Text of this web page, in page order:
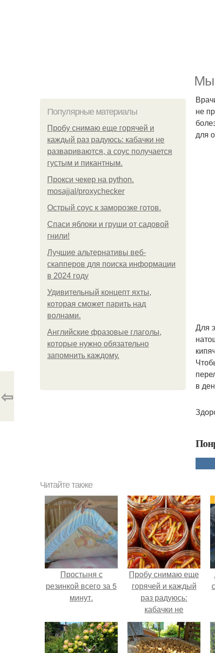
Мы
Популярные материалы
Пробу снимаю еще горячей и
каждый раз радуюсь: кабачки не
развариваются, а соус получается
густым и пикантным.
Прокси чекер на python.
mosajjal/proxychecker
Острый соус к заморозке готов.
Спаси яблоки и груши от садовой
гнили!
Лучшие альтернативы веб-
скапперов для поиска информации
в 2024 году
Удивительный концепт яхты,
которая сможет парить над
волнами.
Английские фразовые глаголы,
которые нужно обязательно
запомнить каждому.
не
для
Для
в
⇦
Читайте также
Простыня с
резинкой всего за 5
минут.
Пробу снимаю еще
горячей и каждый
раз радуюсь:
кабачки не
развариваются, а
соус получается
густым и